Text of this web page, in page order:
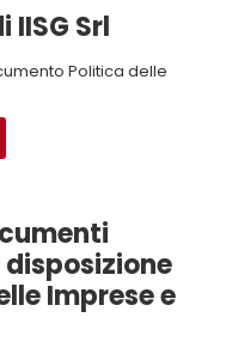
Srl
Politica delle
Imprese e